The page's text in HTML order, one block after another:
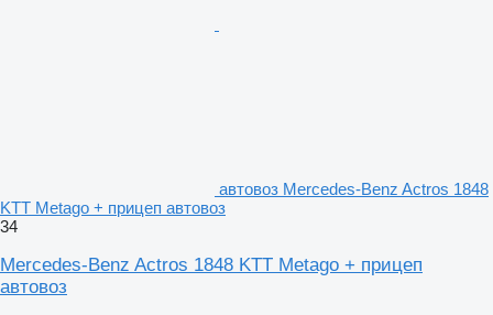
автовоз Mercedes-Benz Actros 1848
KTT Metago + прицеп автовоз
34
Mercedes-Benz Actros 1848 KTT Metago + прицеп
автовоз